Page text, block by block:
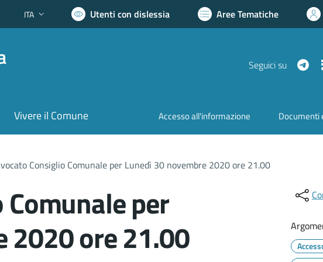
Lingua attiva:
ITA Utenti con dislessia Aree Tematiche
Seguici su
Vivere il Comune Accesso all'informazione Documenti
Consiglio Comunale per Lunedì 30 novembre 2020 ore 21.00
per
2020 ore 21.00